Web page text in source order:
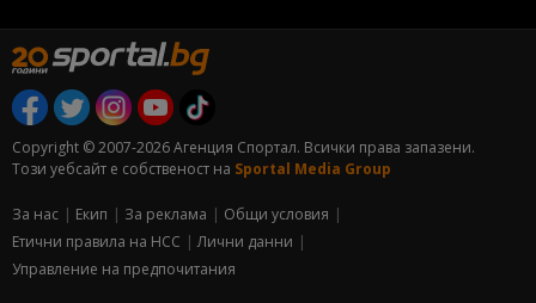
Copyright © 2007-2026 Агенция Спортал. Всички права запазени.
Този уебсайт е собственост на Sportal Media Group
За нас Екип За рекламa
Общи условия
Етични правила на НСС
Лични данни
Управление на предпочитания